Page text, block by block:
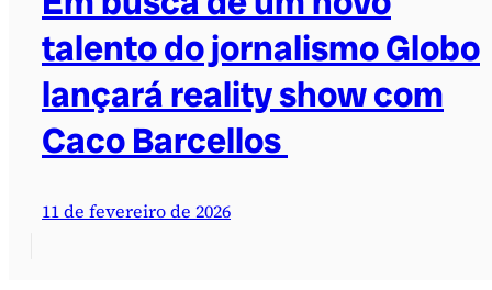
talento do jornalismo Globo
lançará reality show com
Caco Barcellos
11 de fevereiro de 2026